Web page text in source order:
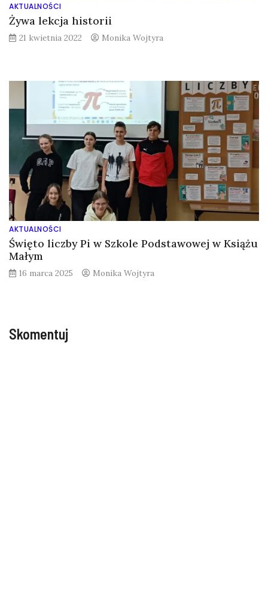
AKTUALNOŚCI
Żywa lekcja historii
21 kwietnia 2022 Monika Wojtyra
AKTUALNOŚCI
Święto liczby Pi w Szkole Podstawowej w Książu
Małym
16 marca 2025 Monika Wojtyra
Skomentuj